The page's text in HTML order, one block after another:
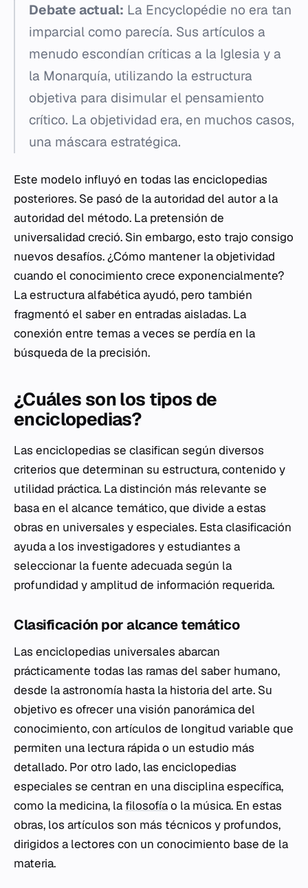
Debate actual: La Encyclopédie no era tan
imparcial como parecía. Sus artículos a
menudo escondían críticas a la Iglesia y a
la Monarquía, utilizando la estructura
objetiva para disimular el pensamiento
crítico. La objetividad era, en muchos casos,
una máscara estratégica.
Este modelo influyó en todas las enciclopedias
posteriores. Se pasó de la autoridad del autor a la
autoridad del método. La pretensión de
universalidad creció. Sin embargo, esto trajo consigo
nuevos desafíos. ¿Cómo mantener la objetividad
cuando el conocimiento crece exponencialmente?
La estructura alfabética ayudó, pero también
fragmentó el saber en entradas aisladas. La
conexión entre temas a veces se perdía en la
búsqueda de la precisión.
¿Cuáles son los tipos de
enciclopedias?
Las enciclopedias se clasifican según diversos
criterios que determinan su estructura, contenido y
utilidad práctica. La distinción más relevante se
basa en el alcance temático, que divide a estas
obras en universales y especiales. Esta clasificación
ayuda a los investigadores y estudiantes a
seleccionar la fuente adecuada según la
profundidad y amplitud de información requerida.
Clasificación por alcance temático
Las enciclopedias universales abarcan
prácticamente todas las ramas del saber humano,
desde la astronomía hasta la historia del arte. Su
objetivo es ofrecer una visión panorámica del
conocimiento, con artículos de longitud variable que
permiten una lectura rápida o un estudio más
detallado. Por otro lado, las enciclopedias
especiales se centran en una disciplina específica,
como la medicina, la filosofíao la música. En estas
obras, los artículos son más técnicos y profundos,
dirigidos a lectores con un conocimiento base de la
materia.